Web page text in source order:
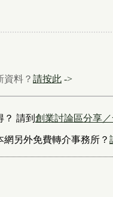
資料？ 請按此 ->
請到 創業討論區分享
另外免費轉介事務所？